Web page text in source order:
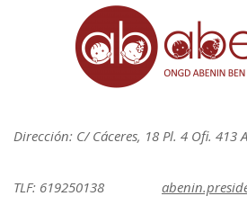
Dirección: C/ Cáceres, 18 Pl. 4 Ofi. 413
TLF: 619250138